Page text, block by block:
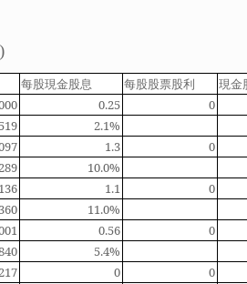
)
每股現金股息 每股股票股利 現金
0.25 0
2.1%
1.3 0
10.0%
136 1.1 0
11.0%
0.56 0
5.4%
0 0